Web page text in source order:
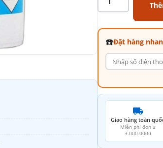
☎️Đặt hàng
Giao hàng toàn
Miễn phí đơn ≥
3.000.000đ